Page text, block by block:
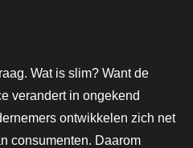
Wat is slim? Want de
verandert in ongekend
ontwikkelen zich net
consumenten. Daarom